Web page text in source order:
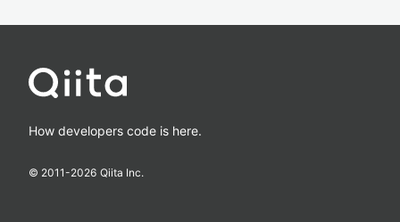
How developers code is here.
© 2011-2026 Qiita Inc.